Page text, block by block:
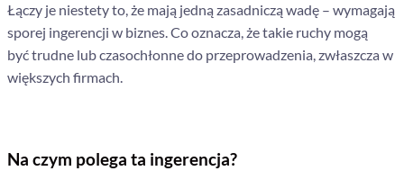
Łączy je niestety to, że mają jedną zasadniczą wadę – wymagają
sporej ingerencji w biznes. Co oznacza, że takie ruchy mogą
być trudne lub czasochłonne do przeprowadzenia, zwłaszcza w
większych firmach.
Na czym polega ta ingerencja?